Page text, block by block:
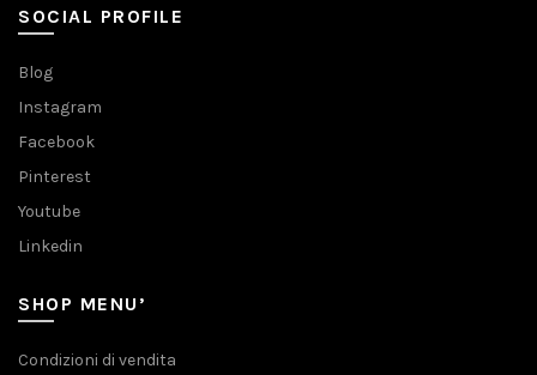
SOCIAL PROFILE
Blog
Instagram
Facebook
Pinterest
Youtube
Linkedin
SHOP MENU’
Condizioni di vendita